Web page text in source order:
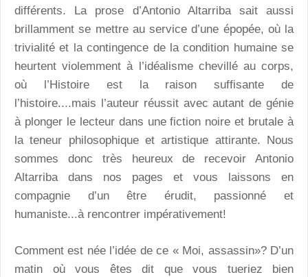
différents. La prose d’Antonio Altarriba sait aussi
brillamment se mettre au service d’une épopée, où la
trivialité et la contingence de la condition humaine se
heurtent violemment à l’idéalisme chevillé au corps,
où l’Histoire est la raison suffisante de
l’histoire....mais l’auteur réussit avec autant de génie
à plonger le lecteur dans une fiction noire et brutale à
la teneur philosophique et artistique attirante. Nous
sommes donc très heureux de recevoir Antonio
Altarriba dans nos pages et vous laissons en
compagnie d’un être érudit, passionné et
humaniste...à rencontrer impérativement!
Comment est née l’idée de ce « Moi, assassin»? D’un
matin où vous êtes dit que vous tueriez bien